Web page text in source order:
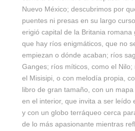
Nuevo México; descubrimos por
puentes ni presas en su largo
erigió capital de la Britania romana
que hay ríos enigmáticos, que no
empiezan o dónde acaban; ríos
Ganges; ríos míticos, como el
el Misisipi, o con melodía propia,
libro de gran tamaño, con un
en el interior, que invita a ser leído
y con un globo terráqueo cerca
de lo más apasionante mientras